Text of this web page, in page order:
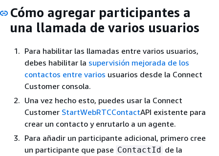
Cómo agregar participantes a
una llamada de varios usuarios
Para habilitar las llamadas entre varios usuarios,
debes habilitar la supervisión mejorada de los
contactos entre varios usuarios desde la Connect
Customer consola.
Una vez hecho esto, puedes usar la Connect
Customer StartWebRTCContactAPI existente para
crear un contacto y enrutarlo a un agente.
Para añadir un participante adicional, primero cree
un participante que pase ContactId de la